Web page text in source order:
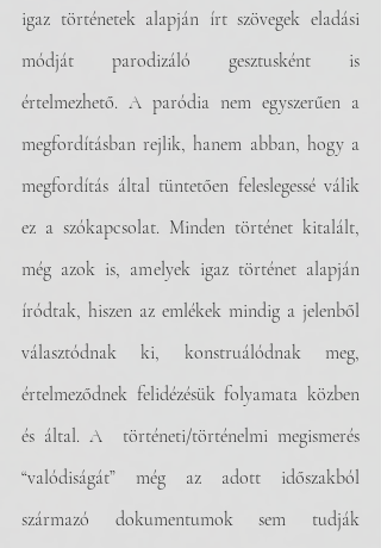
igaz történetek alapján írt szövegek eladási
módját parodizáló gesztusként is
értelmezhető. A paródia nem egyszerűen a
megfordításban rejlik, hanem abban, hogy a
megfordítás által tüntetően feleslegessé válik
ez a szókapcsolat. Minden történet kitalált,
még azok is, amelyek igaz történet alapján
íródtak, hiszen az emlékek mindig a jelenből
választódnak ki, konstruálódnak meg,
értelmeződnek felidézésük folyamata közben
és által. A  történeti/történelmi megismerés
“valódiságát” még az adott időszakból
származó dokumentumok sem tudják